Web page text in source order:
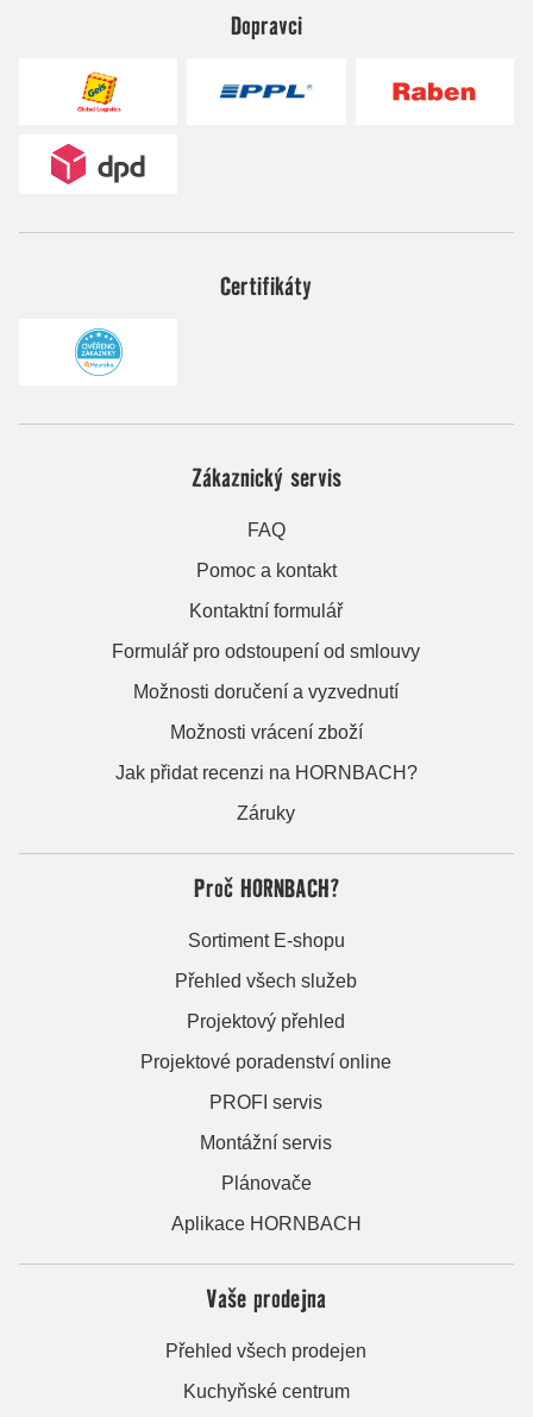
Dopravci
Certifikáty
Zákaznický servis
FAQ
Pomoc a kontakt
Kontaktní formulář
Formulář pro odstoupení od smlouvy
Možnosti doručení a vyzvednutí
Možnosti vrácení zboží
Jak přidat recenzi na HORNBACH?
Záruky
Proč HORNBACH?
Sortiment E-shopu
Přehled všech služeb
Projektový přehled
Projektové poradenství online
PROFI servis
Montážní servis
Plánovače
Aplikace HORNBACH
Vaše prodejna
Přehled všech prodejen
Kuchyňské centrum